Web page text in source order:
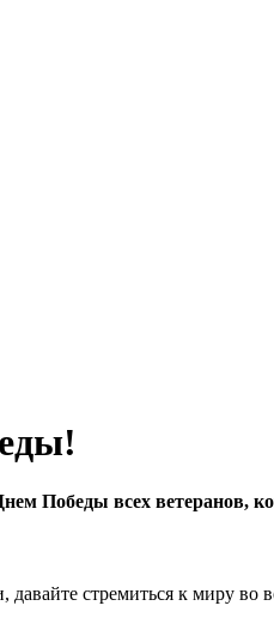
Победы всех ветеранов,
стремиться к миру